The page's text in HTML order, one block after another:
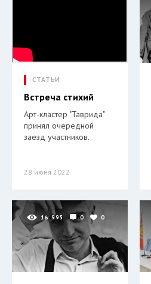
СТАТЬИ
Встреча стихий
Арт-кластер "Таврида"
принял очередной
заезд участников.
28 июня 2022
16 995 0 0